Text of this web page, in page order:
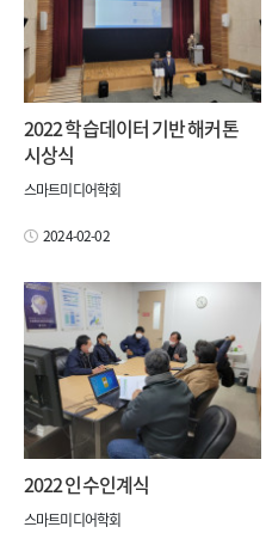
2022 학습데이터 기반 해커톤
시상식
스마트미디어학회
2024-02-02
2022 인수인계식
스마트미디어학회